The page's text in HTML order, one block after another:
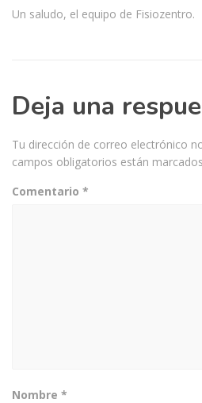
Un saludo, el equipo de Fisiozentro.
Deja una
Tu dirección de correo electrónico
campos obligatorios están
Comentario *
Nombre *